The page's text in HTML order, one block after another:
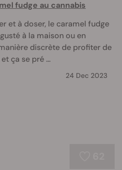
fudge au cannabis
et à doser, le caramel fudge
à la maison ou en
discrète de profiter de
ça se pré ...
24 Dec 2023